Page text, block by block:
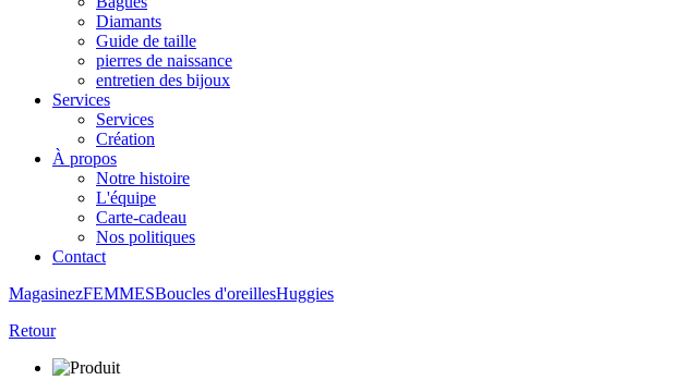
Diamants
Guide de taille
pierres de naissance
entretien des bijoux
Services
Services
Création
À propos
Notre histoire
L'équipe
Carte-cadeau
Nos politiques
Contact
MagasinezFEMMESBoucles d'oreillesHuggies
Retour